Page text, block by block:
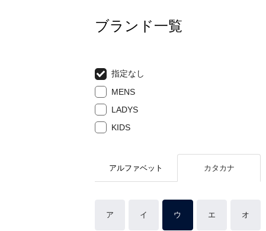
ブランド一覧
指定なし
MENS
LADYS
KIDS
アルファベット カタカナ
ア イ ウ エ オ